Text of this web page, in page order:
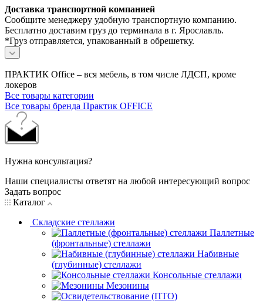
Доставка транспортной компанией
Сообщите менеджеру удобную транспортную компанию.
Бесплатно доставим груз до терминала в г. Ярославль.
*Груз отправляется, упакованный в обрешетку.
ПРАКТИК Office – вся мебель, в том числе ЛДСП, кроме
локеров
Все товары категории
Все товары бренда Практик OFFICE
Нужна консультация?
Наши специалисты ответят на любой интересующий вопрос
Задать вопрос
Каталог
Складские стеллажи
Паллетные
(фронтальные) стеллажи
Набивные
(глубинные) стеллажи
Консольные стеллажи
Мезонины